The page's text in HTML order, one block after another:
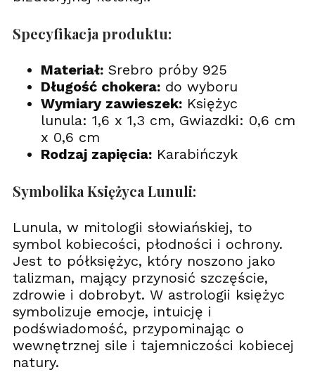
Specyfikacja produktu:
Materiał: Srebro próby 925
Długość chokera: do wyboru
Wymiary zawieszek: Księżyc
lunula: 1,6 x 1,3 cm, Gwiazdki: 0,6 cm
x 0,6 cm
Rodzaj zapięcia: Karabińczyk
Symbolika Księżyca Lunuli:
Lunula, w mitologii słowiańskiej, to
symbol kobiecości, płodności i ochrony.
Jest to półksiężyc, który noszono jako
talizman, mający przynosić szczęście,
zdrowie i dobrobyt. W astrologii księżyc
symbolizuje emocje, intuicję i
podświadomość, przypominając o
wewnętrznej sile i tajemniczości kobiecej
natury.